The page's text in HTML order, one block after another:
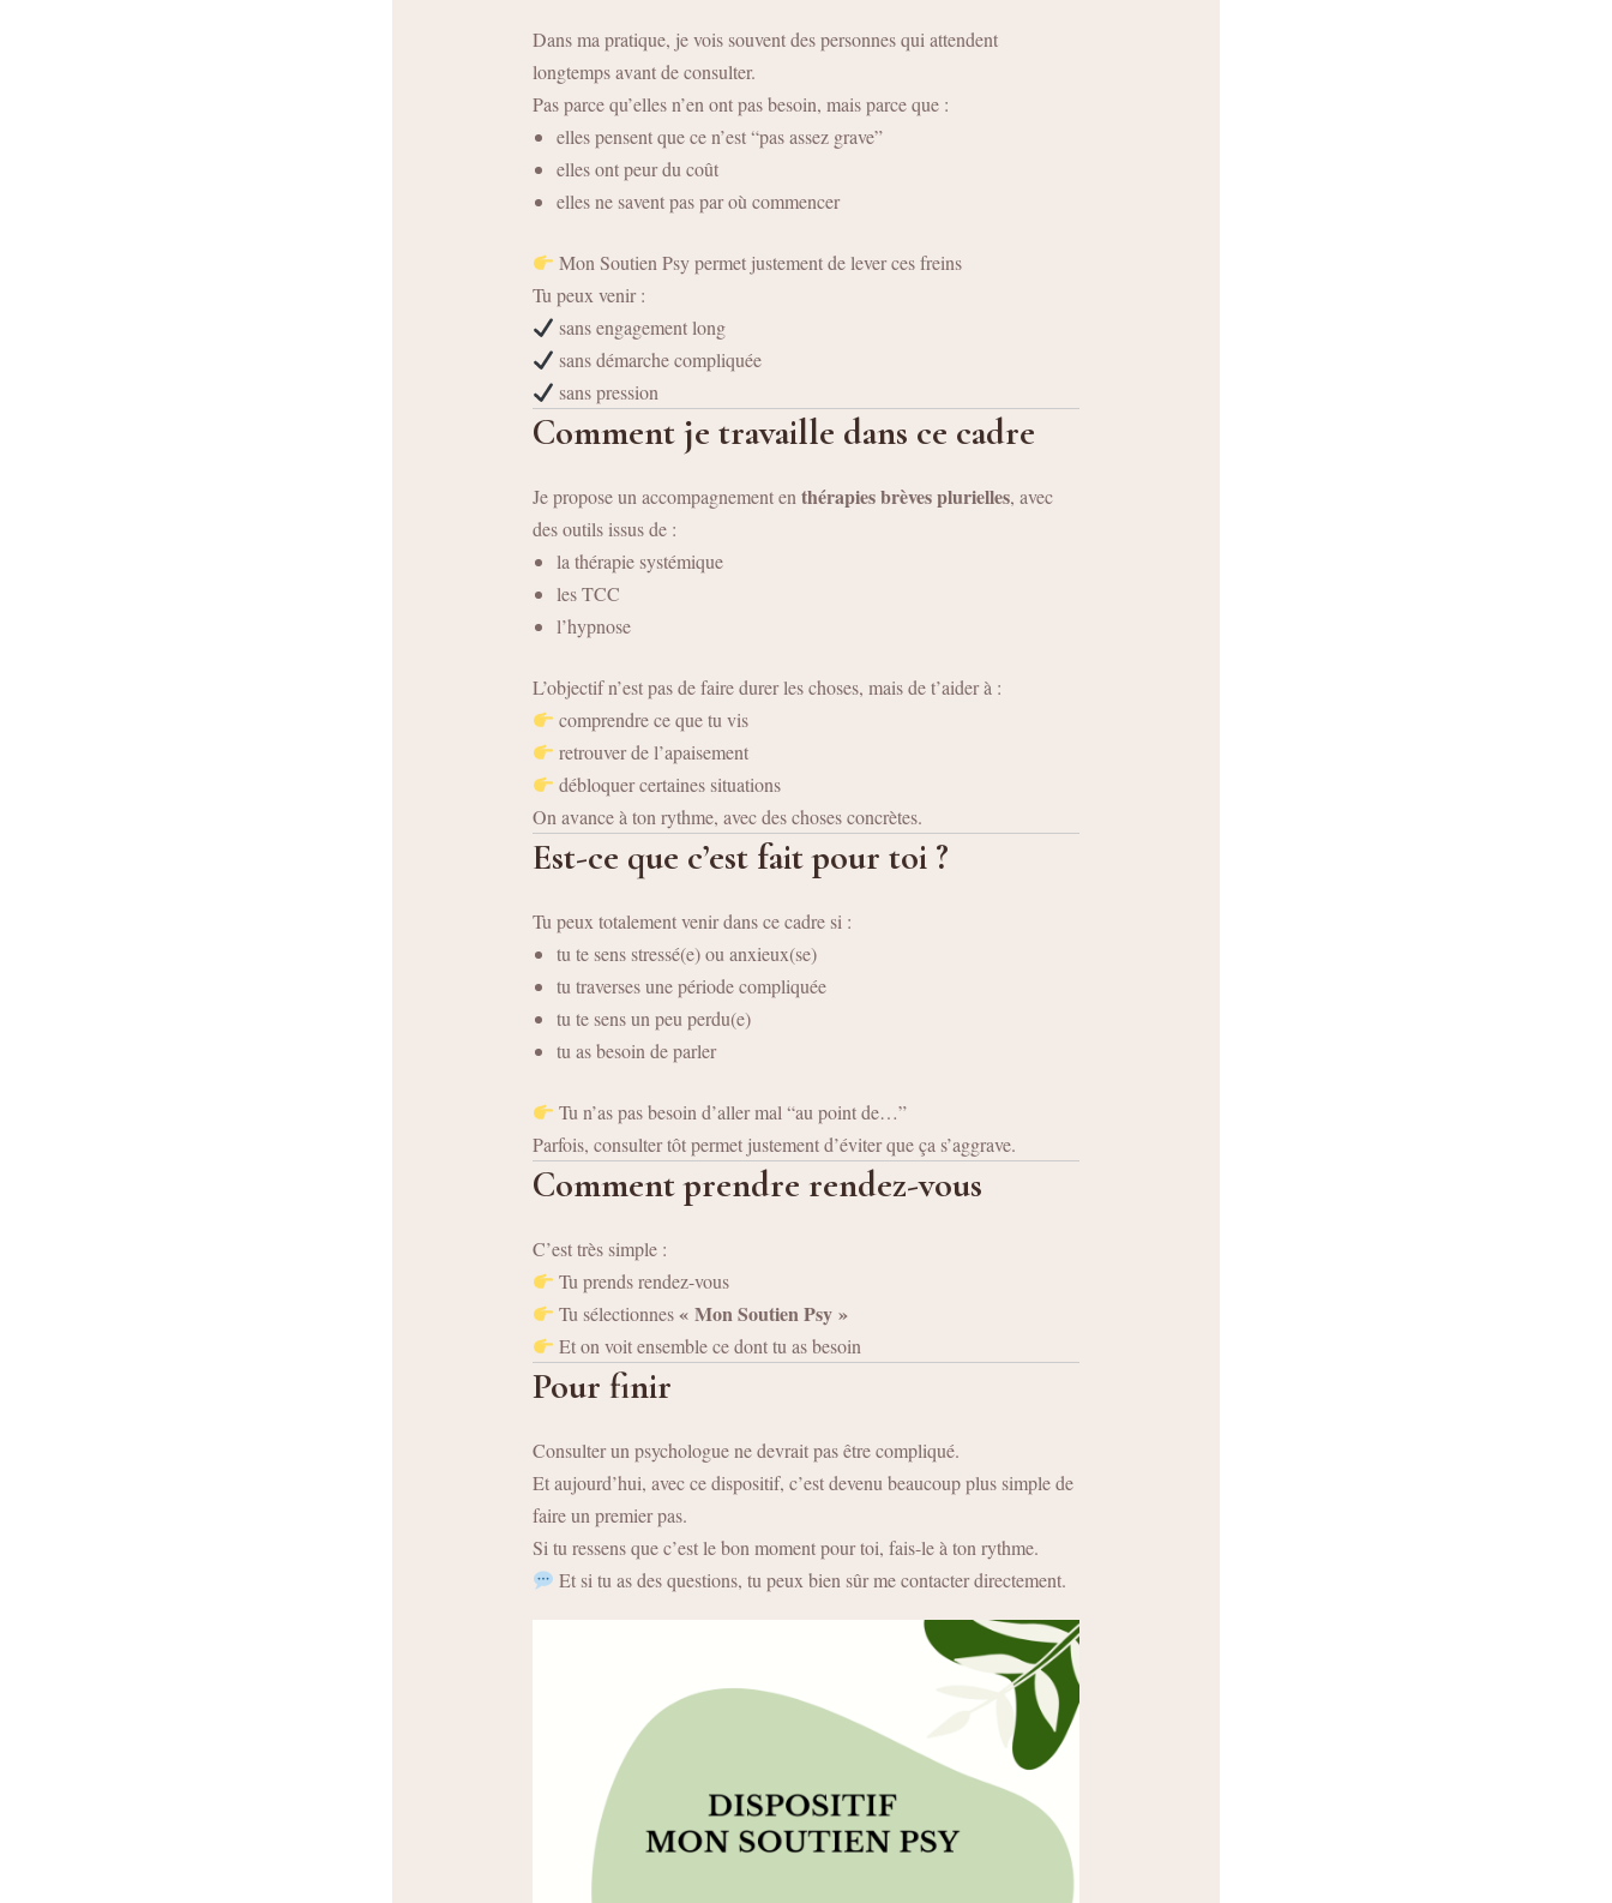
Dans ma pratique, je vois souvent des personnes qui attendent
longtemps avant de consulter.
Pas parce qu’elles n’en ont pas besoin, mais parce que :
elles pensent que ce n’est “pas assez grave”
elles ont peur du coût
elles ne savent pas par où commencer
Mon Soutien Psy permet justement de lever ces freins
Tu peux venir :
sans engagement long
sans démarche compliquée
sans pression
Comment je travaille dans ce cadre
Je propose un accompagnement enthérapies brèves plurielles, avec
des outils issus de :
la thérapie systémique
les TCC
l’hypnose
L’objectif n’est pas de faire durer les choses, mais de t’aider à :
comprendre ce que tu vis
retrouver de l’apaisement
débloquer certaines situations
On avance à ton rythme, avec des choses concrètes.
Est-ce que c’est fait pour toi ?
Tu peux totalement venir dans ce cadre si :
tu te sens stressé(e) ou anxieux(se)
tu traverses une période compliquée
tu te sens un peu perdu(e)
tu as besoin de parler
Tu n’as pas besoin d’aller mal “au point de…”
Parfois, consulter tôt permet justement d’éviter que ça s’aggrave.
Comment prendre rendez-vous
C’est très simple :
Tu prends rendez-vous
Tu sélectionnes« Mon Soutien Psy »
Et on voit ensemble ce dont tu as besoin
Pour finir
Consulter un psychologue ne devrait pas être compliqué.
Et aujourd’hui, avec ce dispositif, c’est devenu beaucoup plus simple de
faire un premier pas.
Si tu ressens que c’est le bon moment pour toi, fais-le à ton rythme.
Et si tu as des questions, tu peux bien sûr me contacter directement.